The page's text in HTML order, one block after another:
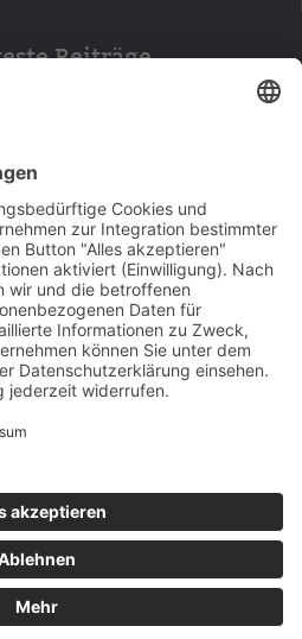
Beiträge
-Impressum Datenschutz
Service - Mutmacher.jetzt
auf ProvenExpert.com
154